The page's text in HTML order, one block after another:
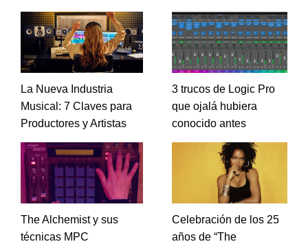
La Nueva Industria
Musical: 7 Claves para
Productores y Artistas
3 trucos de Logic Pro
que ojalá hubiera
conocido antes
The Alchemist y sus
técnicas MPC
Celebración de los 25
años de “The